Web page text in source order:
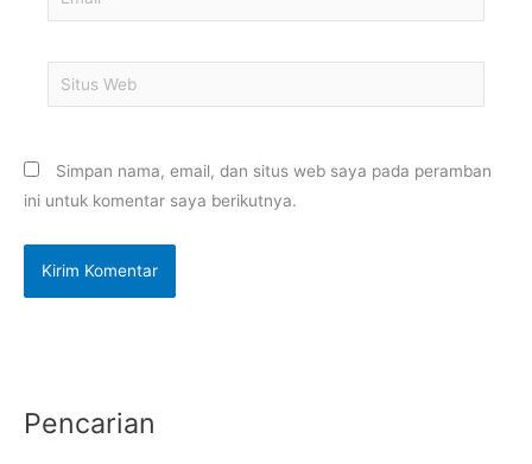
Situs
Web
Simpan nama, email, dan situs web saya pada peramban
ini untuk komentar saya berikutnya.
Pencarian